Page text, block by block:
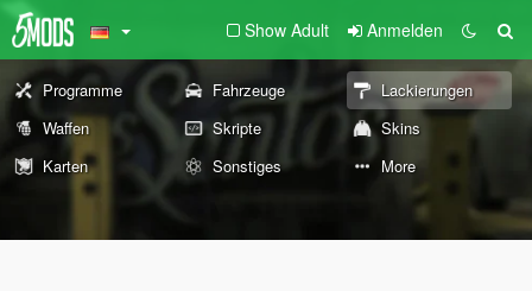
Show Adult Anmelden
Programme Fahrzeuge
Lackierungen
Waffen
Skripte
Skins
Karten
Sonstiges More